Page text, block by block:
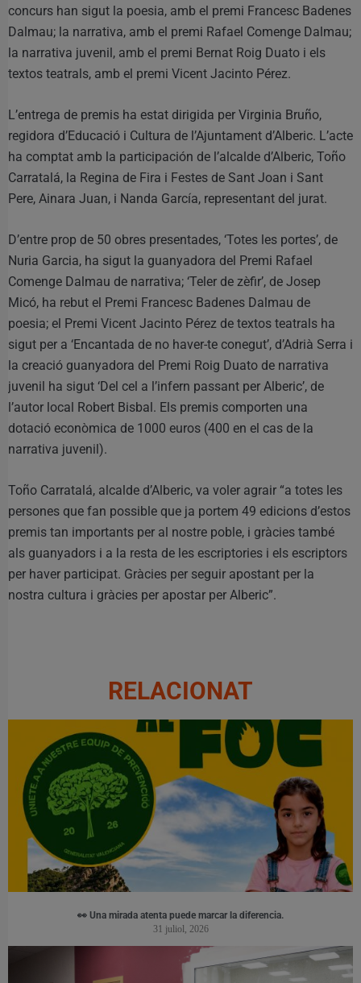
concurs han sigut la poesia, amb el premi Francesc Badenes
Dalmau; la narrativa, amb el premi Rafael Comenge Dalmau;
la narrativa juvenil, amb el premi Bernat Roig Duato i els
textos teatrals, amb el premi Vicent Jacinto Pérez.
L’entrega de premis ha estat dirigida per Virginia Bruño,
regidora d’Educació i Cultura de l’Ajuntament d’Alberic. L’acte
ha comptat amb la participación de l’alcalde d’Alberic, Toño
Carratalá, la Regina de Fira i Festes de Sant Joan i Sant
Pere, Ainara Juan, i Nanda García, representant del jurat.
D’entre prop de 50 obres presentades, ‘Totes les portes’, de
Nuria Garcia, ha sigut la guanyadora del Premi Rafael
Comenge Dalmau de narrativa; ‘Teler de zèfir’, de Josep
Micó, ha rebut el Premi Francesc Badenes Dalmau de
poesia; el Premi Vicent Jacinto Pérez de textos teatrals ha
sigut per a ‘Encantada de no haver-te conegut’, d’Adrià Serra i
la creació guanyadora del Premi Roig Duato de narrativa
juvenil ha sigut ‘Del cel a l’infern passant per Alberic’, de
l’autor local Robert Bisbal. Els premis comporten una
dotació econòmica de 1000 euros (400 en el cas de la
narrativa juvenil).
Toño Carratalá, alcalde d’Alberic, va voler agrair “a totes les
persones que fan possible que ja portem 49 edicions d’estos
premis tan importants per al nostre poble, i gràcies també
als guanyadors i a la resta de les escriptories i els escriptors
per haver participat. Gràcies per seguir apostant per la
nostra cultura i gràcies per apostar per Alberic”.
RELACIONAT
👀 Una mirada atenta puede marcar la diferencia.
31 juliol, 2026